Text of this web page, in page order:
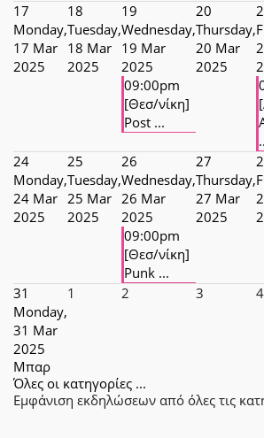
17
Monday,
17 Mar
2025
18
Tuesday,
18 Mar
2025
19
Wednesday,
19 Mar
2025
09:00pm
[Θεσ/νίκη]
Post ...
20
Thursday,
20 Mar
2025
24
Monday,
24 Mar
2025
25
Tuesday,
25 Mar
2025
26
Wednesday,
26 Mar
2025
09:00pm
[Θεσ/νίκη]
Punk ...
27
Thursday,
27 Mar
2025
31
Monday,
31 Mar
2025
1 2 3 4
Μπαρ
Όλες οι κατηγορίες ...
Εμφάνιση εκδηλώσεων από όλες τις